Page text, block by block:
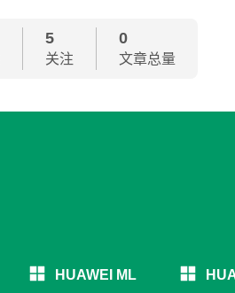
5
关注
0
文章总量
HUAWEI ML